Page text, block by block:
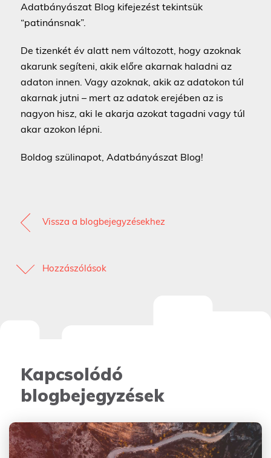
Adatbányászat Blog kifejezést tekintsük
“patinánsnak”.
De tizenkét év alatt nem változott, hogy azoknak
akarunk segíteni, akik előre akarnak haladni az
adaton innen. Vagy azoknak, akik az adatokon túl
akarnak jutni – mert az adatok erejében az is
nagyon hisz, aki le akarja azokat tagadni vagy túl
akar azokon lépni.
Boldog szülinapot, Adatbányászat Blog!
Vissza a blogbejegyzésekhez
Hozzászólások
Kapcsolódó
blogbejegyzések